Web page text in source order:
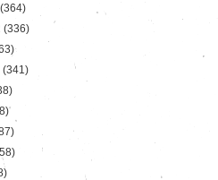
(364)
(336)
(341)